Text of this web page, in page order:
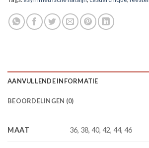
AANVULLENDE INFORMATIE
BEOORDELINGEN (0)
MAAT 36, 38, 40, 42, 44, 46